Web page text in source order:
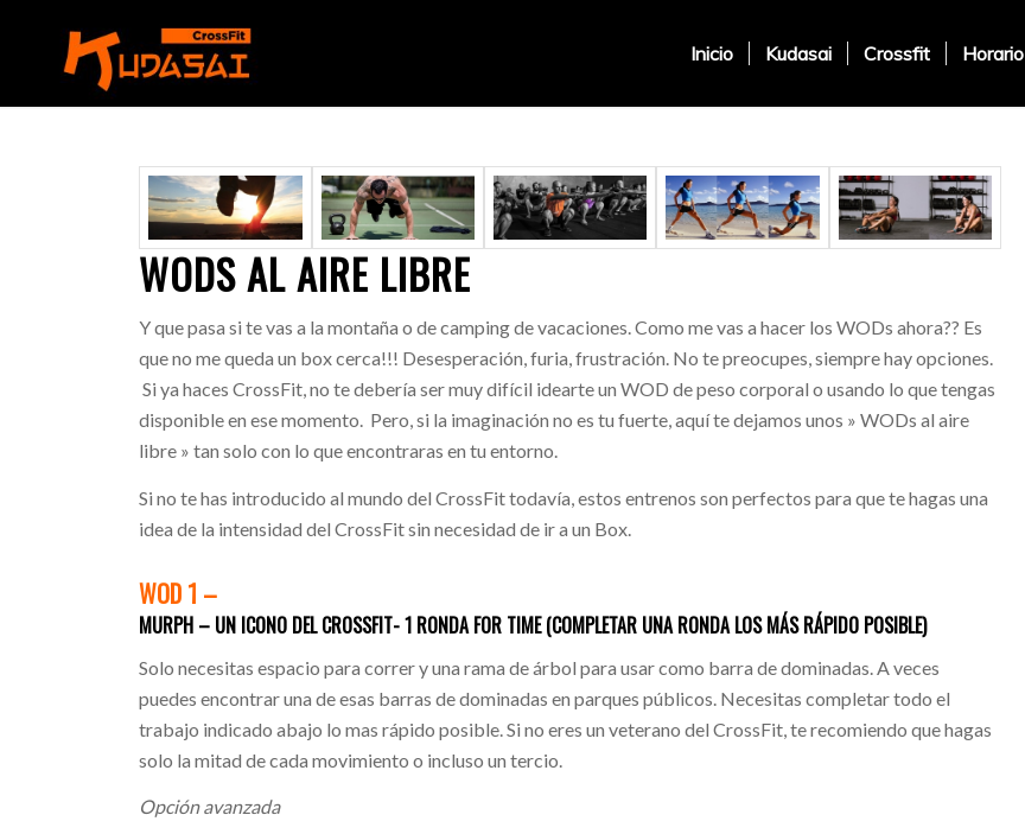
Inicio Kudasai Crossfit Horario
WODS AL AIRE LIBRE
Y que pasa si te vas a la montaña o de camping de vacaciones. Como me vas a hacer los WODs ahora?? Es
que no me queda un box cerca!!! Desesperación, furia, frustración. No te preocupes, siempre hay opciones.
Si ya haces CrossFit, no te debería ser muy difícil idearte un WOD de peso corporal o usando lo que tengas
disponible en ese momento. Pero, si la imaginación no es tu fuerte, aquí te dejamos unos » WODs al aire
libre » tan solo con lo que encontraras en tu entorno.
Si no te has introducido al mundo del CrossFit todavía, estos entrenos son perfectos para que te hagas una
idea de la intensidad del CrossFit sin necesidad de ir a un Box.
WOD 1 –
MURPH – UN ICONO DEL CROSSFIT- 1 RONDA FOR TIME (COMPLETAR UNA RONDA LOS MÁS RÁPIDO POSIBLE)
Solo necesitas espacio para correr y una rama de árbol para usar como barra de dominadas. A veces
puedes encontrar una de esas barras de dominadas en parques públicos. Necesitas completar todo el
trabajo indicado abajo lo mas rápido posible. Si no eres un veterano del CrossFit, te recomiendo que hagas
solo la mitad de cada movimiento o incluso un tercio.
Opción avanzada